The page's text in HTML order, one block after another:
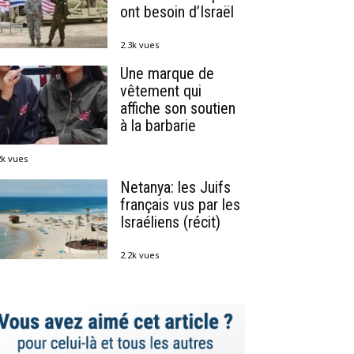
ont besoin d’Israël
2.3k vues
Une marque de
vêtement qui
affiche son soutien
à la barbarie
vues
Netanya: les Juifs
français vus par les
Israéliens (récit)
2.2k vues